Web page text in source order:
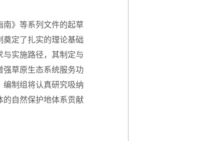
南》等系列文件的起草
定了扎实的理论基础
实施路径，其制定与
草原生态系统服务功
制组将认真研究吸纳
的自然保护地体系贡献